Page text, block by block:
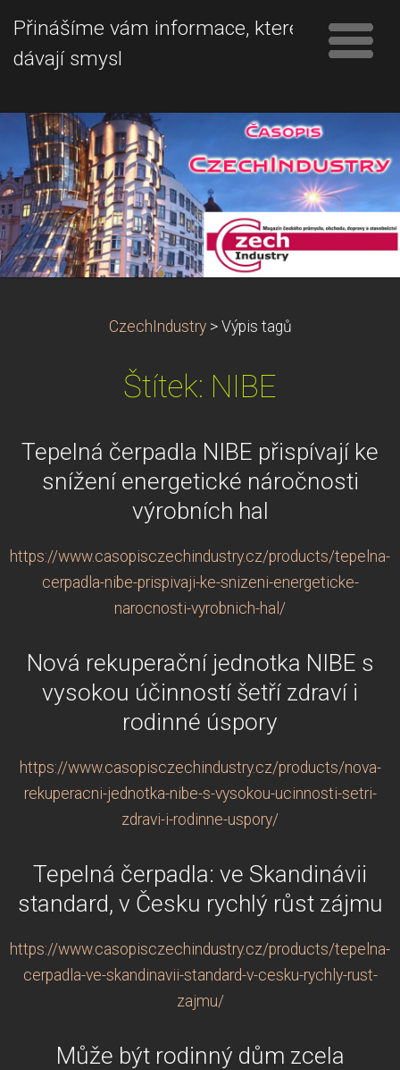
Přinášíme vám informace, které
dávají smysl
CzechIndustry > Výpis tagů
Štítek: NIBE
Tepelná čerpadla NIBE přispívají ke
snížení energetické náročnosti
výrobních hal
https://www.casopisczechindustry.cz/products/tepelna-
cerpadla-nibe-prispivaji-ke-snizeni-energeticke-
narocnosti-vyrobnich-hal/
Nová rekuperační jednotka NIBE s
vysokou účinností šetří zdraví i
rodinné úspory
https://www.casopisczechindustry.cz/products/nova-
rekuperacni-jednotka-nibe-s-vysokou-ucinnosti-setri-
zdravi-i-rodinne-uspory/
Tepelná čerpadla: ve Skandinávii
standard, v Česku rychlý růst zájmu
https://www.casopisczechindustry.cz/products/tepelna-
cerpadla-ve-skandinavii-standard-v-cesku-rychly-rust-
zajmu/
Může být rodinný dům zcela